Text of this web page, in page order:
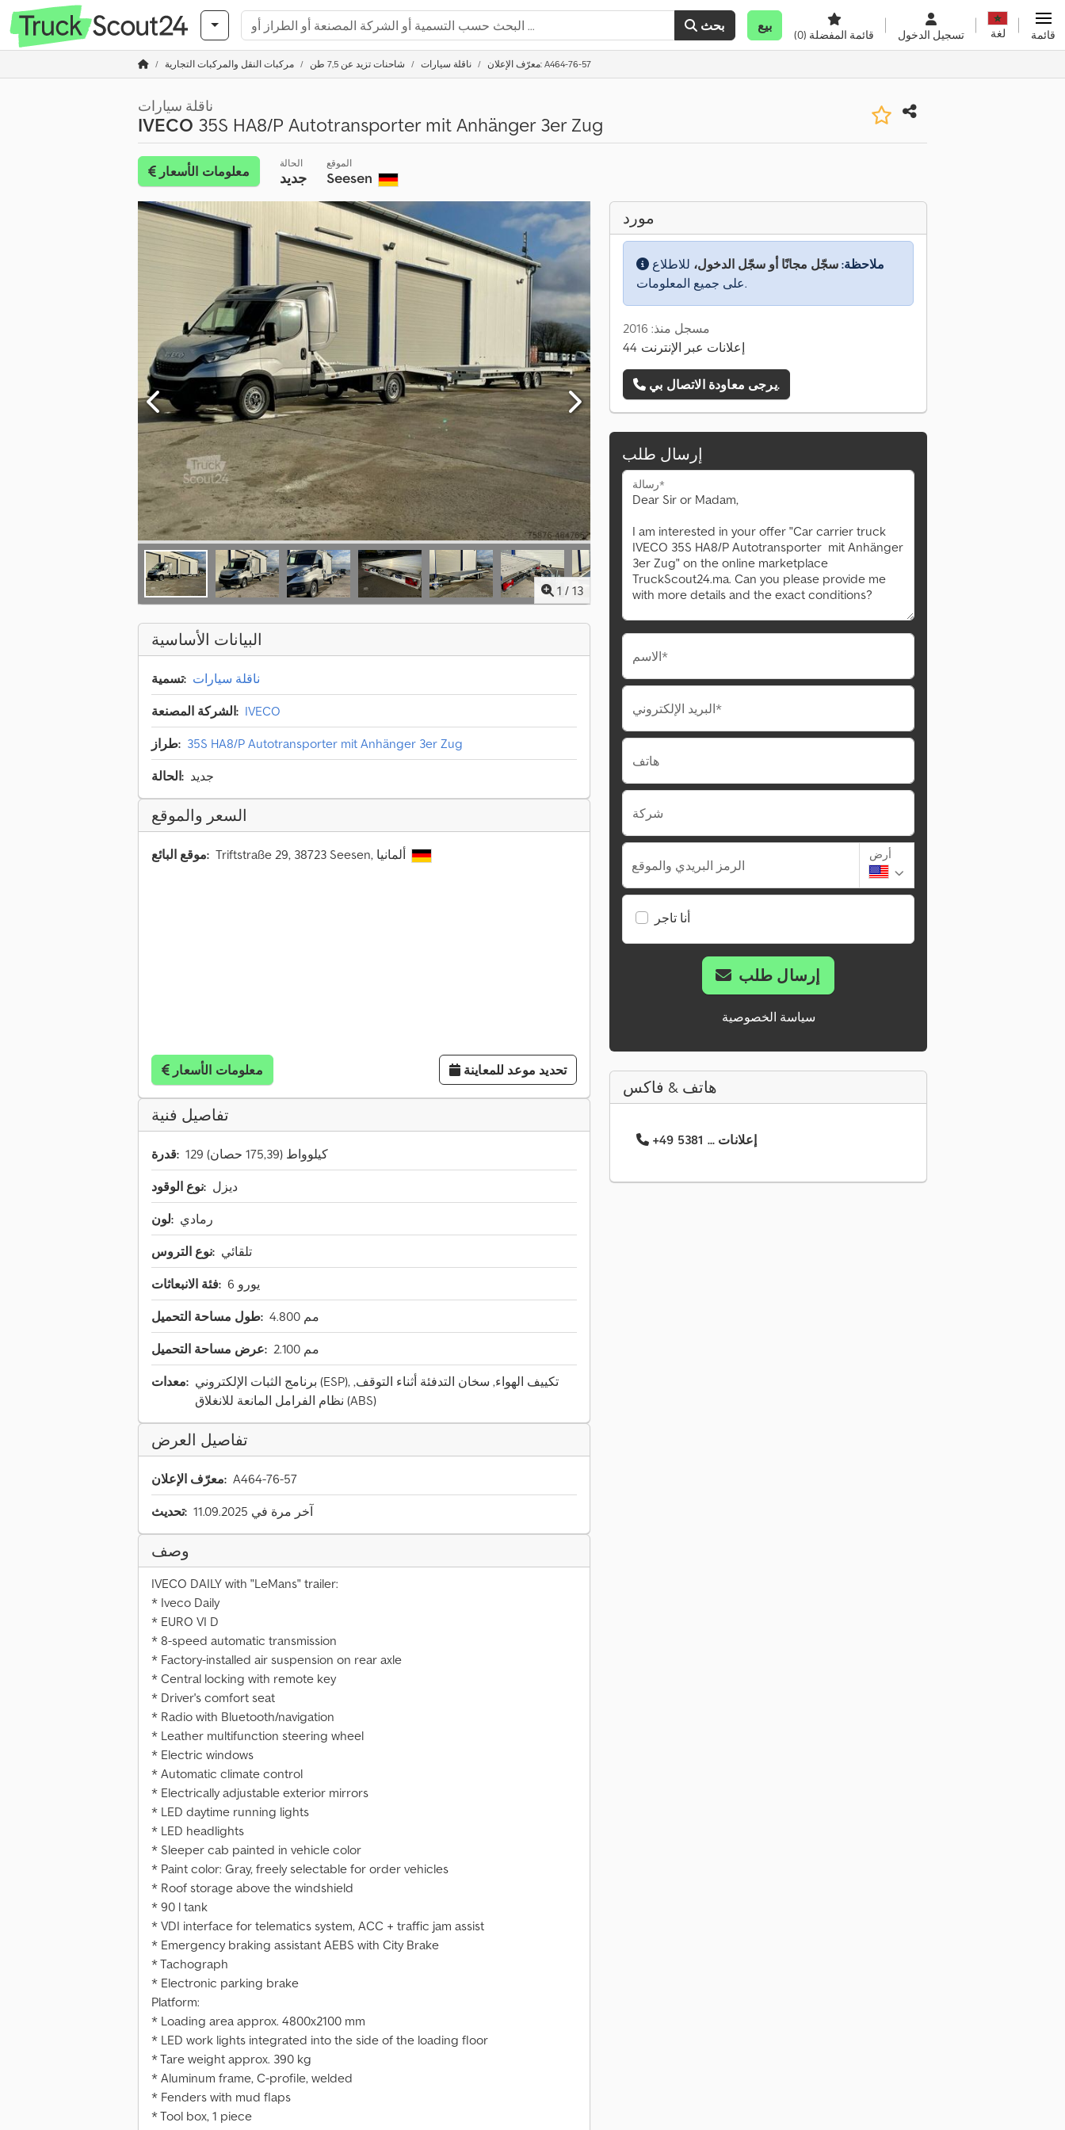
بحث بيع
قائمة المفضلة (0) تسجيل الدخول لغة قائمة
مركبات النقل والمركبات التجارية شاحنات تزيد عن 7,5 طن ناقلة سيارات معرّف الإعلان: A464-76-57
ناقلة سيارات
IVECO 35S HA8/P Autotransporter mit Anhänger 3er Zug
معلومات الأسعار
الحالة
جديد
الموقع
Seesen
1 / 13
البيانات الأساسية
تسمية: ناقلة سيارات
الشركة المصنعة: IVECO
طراز: 35S HA8/P Autotransporter mit Anhänger 3er Zug
الحالة: جديد
السعر والموقع
موقع البائع:
معلومات الأسعار تحديد موعد للمعاينة
تفاصيل فنية
قدرة: 129 كيلوواط (175,39 حصان)
نوع الوقود: ديزل
لون: رمادي
نوع التروس: تلقائي
فئة الانبعاثات: يورو 6
طول مساحة التحميل: 4.800 مم
عرض مساحة التحميل: 2.100 مم
معدات: برنامج الثبات الإلكتروني (ESP), تكييف الهواء, سخان التدفئة أثناء التوقف,
نظام الفرامل المانعة للانغلاق (ABS)
تفاصيل العرض
معرّف الإعلان: A464-76-57
تحديث: آخر مرة في 11.09.2025
وصف
IVECO DAILY with "LeMans" trailer:
* Iveco Daily
* EURO VI D
* 8-speed automatic transmission
* Factory-installed air suspension on rear axle
* Central locking with remote key
* Driver's comfort seat
* Radio with Bluetooth/navigation
* Leather multifunction steering wheel
* Electric windows
* Automatic climate control
* Electrically adjustable exterior mirrors
* LED daytime running lights
* LED headlights
* Sleeper cab painted in vehicle color
* Paint color: Gray, freely selectable for order vehicles
* Roof storage above the windshield
* 90 l tank
* VDI interface for telematics system, ACC + traffic jam assist
* Emergency braking assistant AEBS with City Brake
* Tachograph
* Electronic parking brake
Platform:
* Loading area approx. 4800x2100 mm
* LED work lights integrated into the side of the loading floor
* Tare weight approx. 390 kg
* Aluminum frame, C-profile, welded
* Fenders with mud flaps
* Tool box, 1 piece
مورد
ملاحظة: سجّل مجانًا أو سجّل الدخول، للاطلاع
على جميع المعلومات.
مسجل منذ: 2016
44 إعلانات عبر الإنترنت
يرجى معاودة الاتصال بي.
إرسال طلب
رسالة*
الاسم*
البريد الإلكتروني*
هاتف
شركة
الرمز البريدي والموقع
أرض
أنا تاجر
إرسال طلب
سياسة الخصوصية
هاتف & فاكس
+49 5381 ... إعلانات